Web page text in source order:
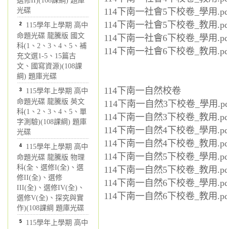
光碟
2 115學年上學期 高中
命題光碟 龍騰版 國文
科(1、2、3、4、5、補
充文選1-5、15篇古
文、國寫資源)(108課
綱) 題庫光碟
3 115學年上學期 高中
命題光碟 龍騰版 英文
科(1、2、3、4、5、單
字測驗)(108課綱) 題庫
光碟
4 115學年上學期 高中
命題光碟 龍騰版 物理
科(全、選修I(全)、選
修II(全)、選修
III(全)、選修IV(全)、
選修V(全)、探究與實
作)(108課綱 題庫光碟
5 115學年上學期 高中
114下南一社會5下校卷_學用
114下南一社會5下校卷_教用
114下南一社會6下校卷_學用
114下南一社會6下校卷_教用
114下南一自然校卷
114下南一自然3下校卷_學用
114下南一自然3下校卷_教用
114下南一自然4下校卷_學用
114下南一自然4下校卷_教用
114下南一自然5下校卷_學用
114下南一自然5下校卷_教用
114下南一自然6下校卷_學用
114下南一自然6下校卷_教用